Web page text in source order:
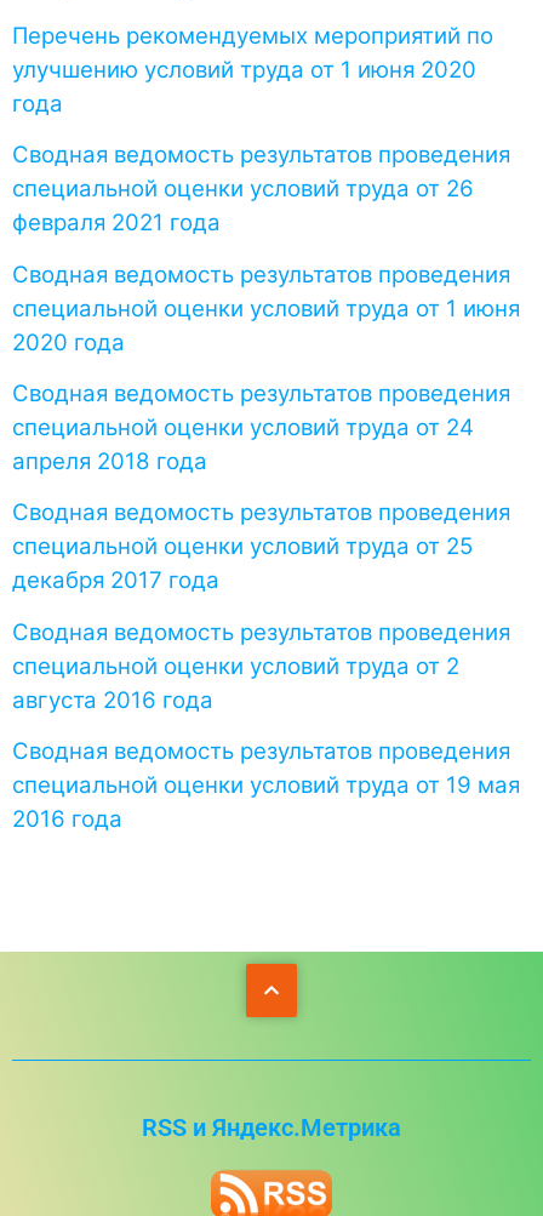
Перечень рекомендуемых мероприятий по
улучшению условий труда от 1 июня 2020
года
Сводная ведомость результатов проведения
специальной оценки условий труда от 26
февраля 2021 года
Сводная ведомость результатов проведения
специальной оценки условий труда от 1 июня
2020 года
Сводная ведомость результатов проведения
специальной оценки условий труда от 24
апреля 2018 года
Сводная ведомость результатов проведения
специальной оценки условий труда от 25
декабря 2017 года
Сводная ведомость результатов проведения
специальной оценки условий труда от 2
августа 2016 года
Сводная ведомость результатов проведения
специальной оценки условий труда от 19 мая
2016 года
RSS и Яндекс.Метрика